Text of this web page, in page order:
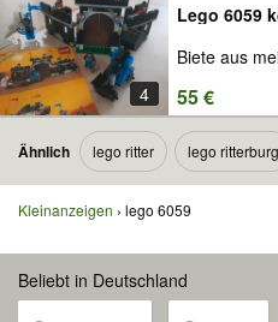
4
Lego 6059
Biete aus
55 €
Ähnlich lego ritter lego ritterburg
Kleinanzeigen lego 6059
Beliebt in Deutschland